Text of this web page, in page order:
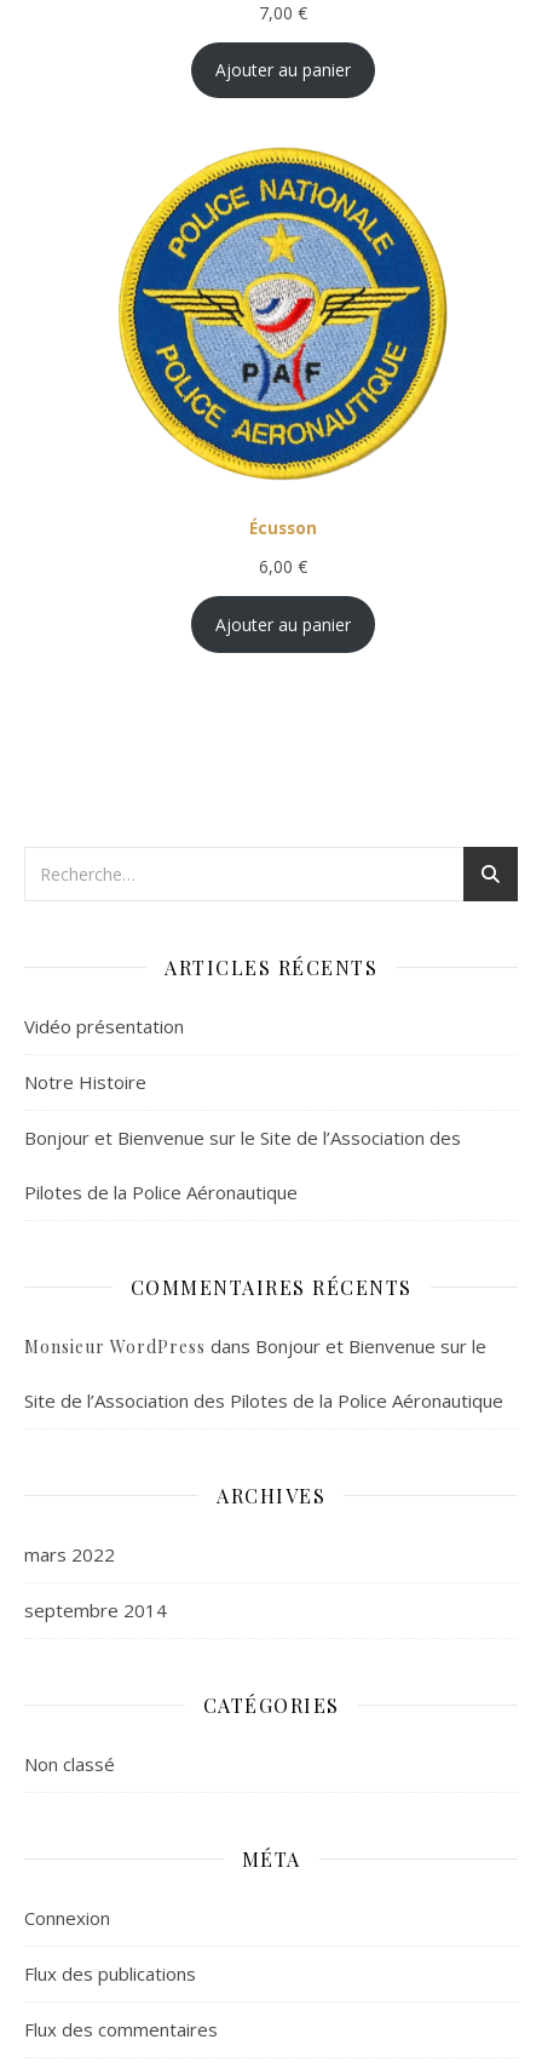
7,00 €
Ajouter au panier
Écusson
6,00 €
Ajouter au panier
ARTICLES RÉCENTS
Vidéo présentation
Notre Histoire
Bonjour et Bienvenue sur le Site de l’Association des
Pilotes de la Police Aéronautique
COMMENTAIRES RÉCENTS
Monsieur WordPress dans Bonjour et Bienvenue sur le
Site de l’Association des Pilotes de la Police Aéronautique
ARCHIVES
mars 2022
septembre 2014
CATÉGORIES
Non classé
MÉTA
Connexion
Flux des publications
Flux des commentaires